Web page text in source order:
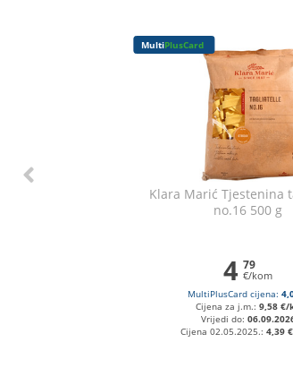
MultiPlusCard
Klara Marić Tjestenina
no.16 500 g
4 79
€/kom
MultiPlusCard cijena:
Cijena za j.m.:9,58 €/
Vrijedi do:
Cijena 02.05.2025.: 4,39